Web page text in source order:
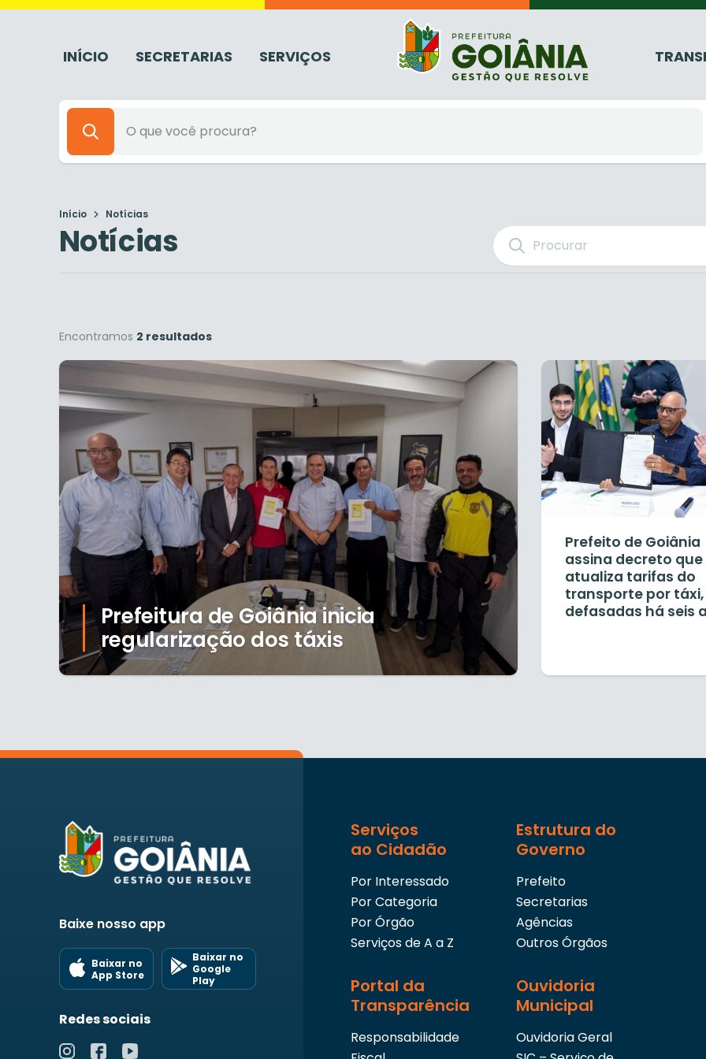
INÍCIO SECRETARIAS SERVIÇOS
Início Notícias
Notícias
Encontramos 2 resultados
Prefeitura de Goiânia inicia
regularização dos táxis
Prefeito de Goiânia
assina decreto que
atualiza tarifas do
transporte por táxi,
defasadas há seis
Baixe nosso app
Baixar no
App Store
Baixar no
Google
Play
Redes sociais
Serviços
ao Cidadão
Por Interessado
Por Categoria
Por Órgão
Serviços de A a Z
Estrutura do
Governo
Prefeito
Secretarias
Agências
Outros Órgãos
Portal da
Transparência
Responsabilidade
Ouvidoria
Municipal
Ouvidoria Geral